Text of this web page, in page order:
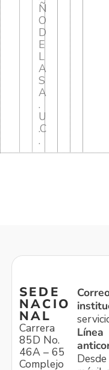
Ñ
O
D
E
L
A
S
A
.
U
.C
.
SEDE
NACIO
NAL
Carrera
85D No.
46A – 65
Complejo
Línea
Desde